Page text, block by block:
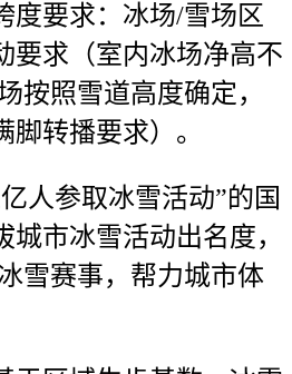
要求：冰场/雪场区
要求（室内冰场净高不
按照雪道高度确定，
转播要求）。
参取冰雪活动”的国
城市冰雪活动出名度，
雪赛事，帮力城市体